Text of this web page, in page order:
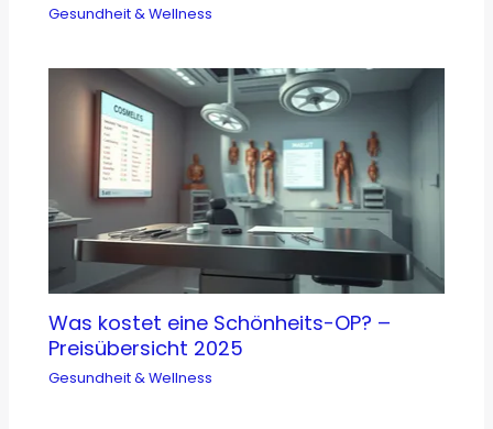
Gesundheit & Wellness
Was kostet eine Schönheits-OP? –
Preisübersicht 2025
Gesundheit & Wellness